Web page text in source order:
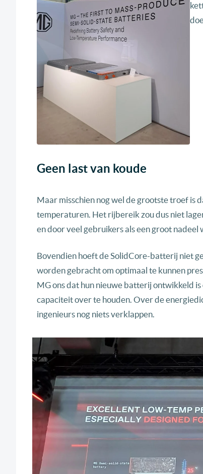
Geen last van koude
Maar misschien nog wel de grootste troef is
temperaturen. Het rijbereik zou dus niet
en door veel gebruikers als een groot
Bovendien hoeft de SolidCore-batterij niet
worden gebracht om optimaal te kunnen
MG ons dat hun nieuwe batterij ontwikkeld
capaciteit over te houden. Over de
ingenieurs nog niets verklappen.